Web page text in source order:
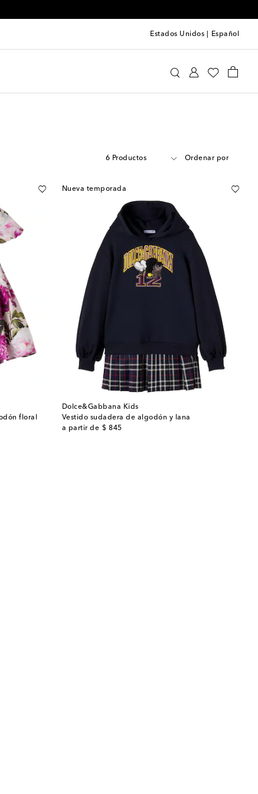
Estados Unidos Español
6 Productos Ordenar por
floral
Nueva temporada
Dolce&Gabbana Kids
Vestido sudadera de algodón y lana
a partir de $ 845
original price